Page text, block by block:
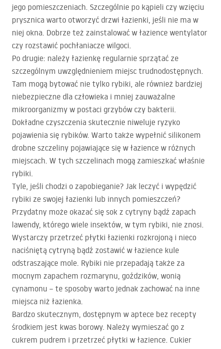
jego pomieszczeniach. Szczególnie po kąpieli czy wzięciu
prysznica warto otworzyć drzwi łazienki, jeśli nie ma w
niej okna. Dobrze też zainstalować w łazience wentylator
czy rozstawić pochłaniacze wilgoci.
Po drugie: należy łazienkę regularnie sprzątać ze
szczególnym uwzględnieniem miejsc trudnodostępnych.
Tam mogą bytować nie tylko rybiki, ale również bardziej
niebezpieczne dla człowieka i mniej zauważalne
mikroorganizmy w postaci grzybów czy bakterii.
Dokładne czyszczenia skutecznie niweluje ryzyko
pojawienia się rybików. Warto także wypełnić silikonem
drobne szczeliny pojawiające się w łazience w różnych
miejscach. W tych szczelinach mogą zamieszkać właśnie
rybiki.
Tyle, jeśli chodzi o zapobieganie? Jak leczyć i wypędzić
rybiki ze swojej łazienki lub innych pomieszczeń?
Przydatny może okazać się sok z cytryny bądź zapach
lawendy, którego wiele insektów, w tym rybiki, nie znosi.
Wystarczy przetrzeć płytki łazienki rozkrojoną i nieco
naciśniętą cytryną bądź zostawić w łazience kule
odstraszające mole. Rybiki nie przepadają także za
mocnym zapachem rozmarynu, goździków, wonią
cynamonu – te sposoby warto jednak zachować na inne
miejsca niż łazienka.
Bardzo skutecznym, dostępnym w aptece bez recepty
środkiem jest kwas borowy. Należy wymieszać go z
cukrem pudrem i przetrzeć płytki w łazience. Cukier